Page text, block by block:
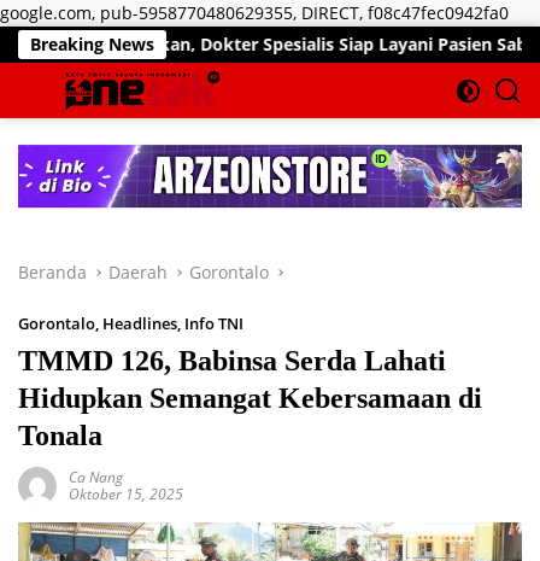
google.com, pub-5958770480629355, DIRECT, f08c47fec0942fa0
ke
Breaking News
Pekan, Dokter Spesialis Siap Layani Pasien Sabtu, 25 Juli
Beranda Daerah Gorontalo
Gorontalo, Headlines, Info TNI
TMMD 126, Babinsa Serda Lahati
Hidupkan Semangat Kebersamaan di
Tonala
Ca Nang
Oktober 15, 2025